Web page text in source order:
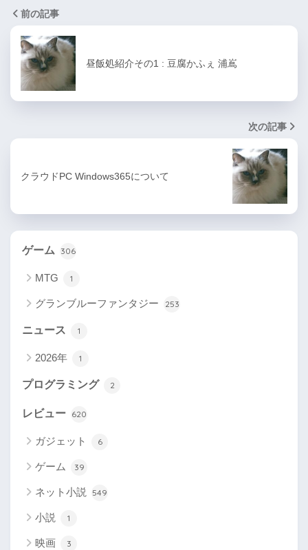
前の記事
昼飯処紹介その1 : 豆腐かふぇ 浦嶌
次の記事
クラウドPC Windows365について
ゲーム 306
MTG 1
グランブルーファンタジー 253
ニュース 1
2026年 1
プログラミング 2
レビュー 620
ガジェット 6
ゲーム 39
ネット小説 549
小説 1
映画 3